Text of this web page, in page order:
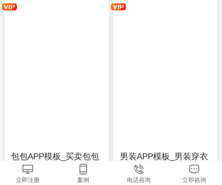
包包APP模板_买卖包包
APP商城开发_女包、男
包、批发、保养知识-应
男装APP模板_男装穿衣
搭配APP开发_商城购
物、资讯-应用公园
立即注册 案例 电话咨询 立即咨询